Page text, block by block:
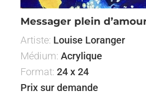
Messager plein
Artiste: Louise Loranger
Médium: Acrylique
Format: 24 x 24
Prix sur demande